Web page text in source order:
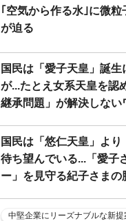
｢空気から作る水｣に微
が迫る
国民は「愛子天皇」誕生
が...たとえ女系天皇を認
継承問題」が解決しない
国民は「悠仁天皇」よ
待ち望んでいる...「愛子
ー」を見守る紀子さまの
中堅企業にリーズナブルな新提